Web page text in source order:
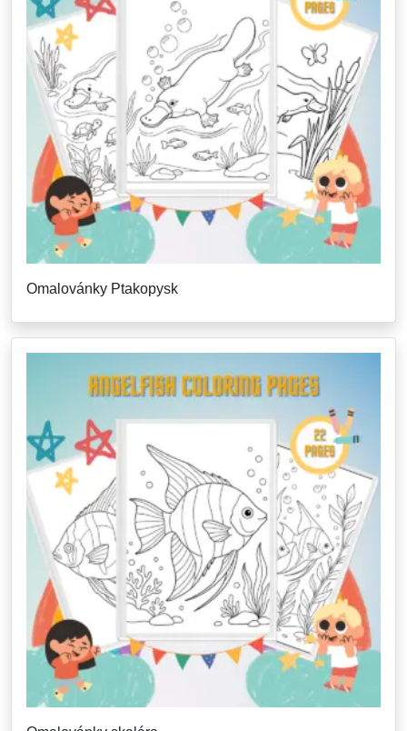
Omalovánky Ptakopysk